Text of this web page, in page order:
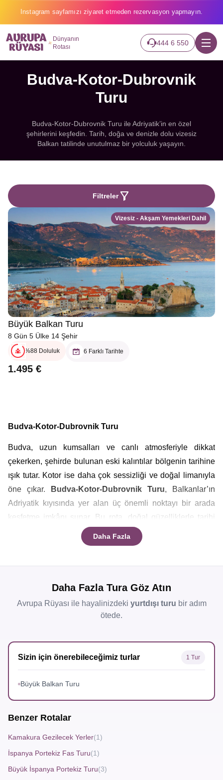
Instagram sayfamızı ziyaret etmeden rezervasyon yapmayın.
Dünyanın
Rotası
444 6 550
Budva-Kotor-Dubrovnik
Turu
Budva-Kotor-Dubrovnik Turu ile Adriyatik’in en özel
şehirlerini keşfedin. Tarih, doğa ve denizle dolu vizesiz
Balkan tatilinde unutulmaz bir yolculuk yaşayın.
Filtreler
Vizesiz - Akşam Yemekleri Dahil
Büyük Balkan Turu
8 Gün 5 Ülke 14 Şehir
%88 Doluluk 6 Farklı Tarihte
1.495 €
Budva-Kotor-Dubrovnik Turu
Budva, uzun kumsalları ve canlı atmosferiyle dikkat
çekerken, şehirde bulunan eski kalıntılar bölgenin tarihine
ışık tutar. Kotor ise daha çok sessizliği ve doğal limanıyla
öne çıkar. Budva-Kotor-Dubrovnik Turu, Balkanlar’ın
Adriyatik kıyısında yer alan üç önemli noktayı bir arada
keşfetme imkânı sunar. Bu rota, doğal güzelliklerle tarihi
dokuların iç içe geçtiği bir yolculuğa davet eder.
öneme sahiptir. Şehirde dolaşırken surların üzerinde
yürüyebilir, dar sokaklarda yerel lezzetleri tadabilirsiniz. Bu
üç şehir arasındaki yolculuk, farklı kültür ve tarih
uygundur.Kotor Budva Turusüresince, küçük kasabalar
ve doğal alanlar da rotaya dâhil edilebilir.
Perast Kotor Turu
Perast, Adriyatik kıyısında küçük ve sakin kasaba olarak
öne çıkar.
Perast Kotor Turu
ilgisini çeker. Kasabanın simgesi olan iki küçük ada,
Daha Fazla
Daha Fazla Tura Göz Atın
Avrupa Rüyası ile hayalinizdeki yurtdışı turu bir adım
ötede.
Sizin için önerebileceğimiz turlar 1 Tur
Büyük Balkan Turu
Benzer Rotalar
Kamakura Gezilecek Yerler(1)
İspanya Portekiz Fas Turu(1)
Büyük İspanya Portekiz Turu(3)